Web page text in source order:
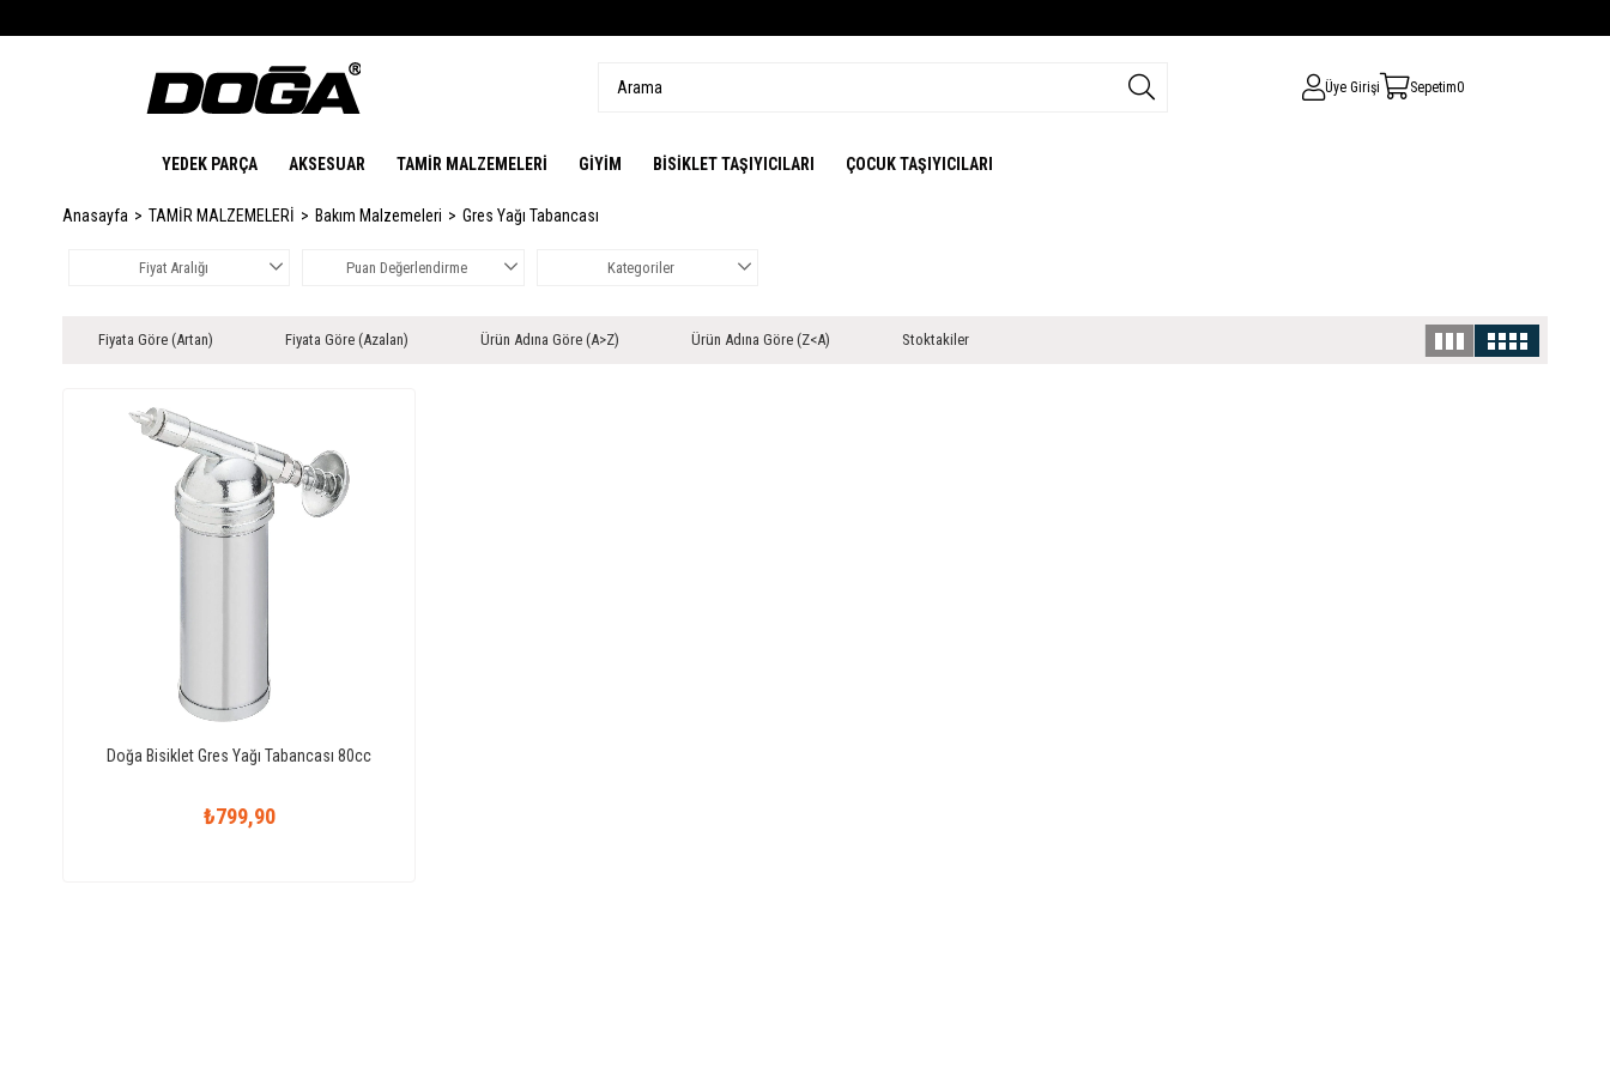
Üye Girişi Sepetim0
YEDEK PARÇA AKSESUAR TAMİR MALZEMELERİ GİYİM BİSİKLET TAŞIYICILARI ÇOCUK TAŞIYICILARI
Anasayfa TAMİR MALZEMELERİ Bakım Malzemeleri Gres Yağı Tabancası
Fiyat Aralığı Puan Değerlendirme Kategoriler
Fiyata Göre (Artan) Fiyata Göre (Azalan) Ürün Adına Göre (A>Z) Ürün Adına Göre (Z<A) Stoktakiler
Doğa Bisiklet Gres Yağı Tabancası 80cc
₺799,90